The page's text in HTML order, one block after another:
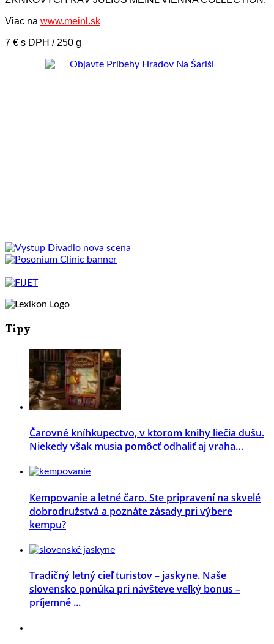
Viac na www.meinl.sk
7 € s DPH / 250 g
Tipy
Čarovné kníhkupectvo, v ktorom knihy liečia dušu.
Niekedy však musia pomôcť odhaliť aj vraha…
Kempovanie a letné čaro. Ste pripravení na skvelé
dobrodružstvá a poznáte zásady pri výbere
kempu?
Tradičný letný cieľ turistov – jaskyne. Naše
slovensko ponúka pri návšteve veľký bonus –
príjemné ...